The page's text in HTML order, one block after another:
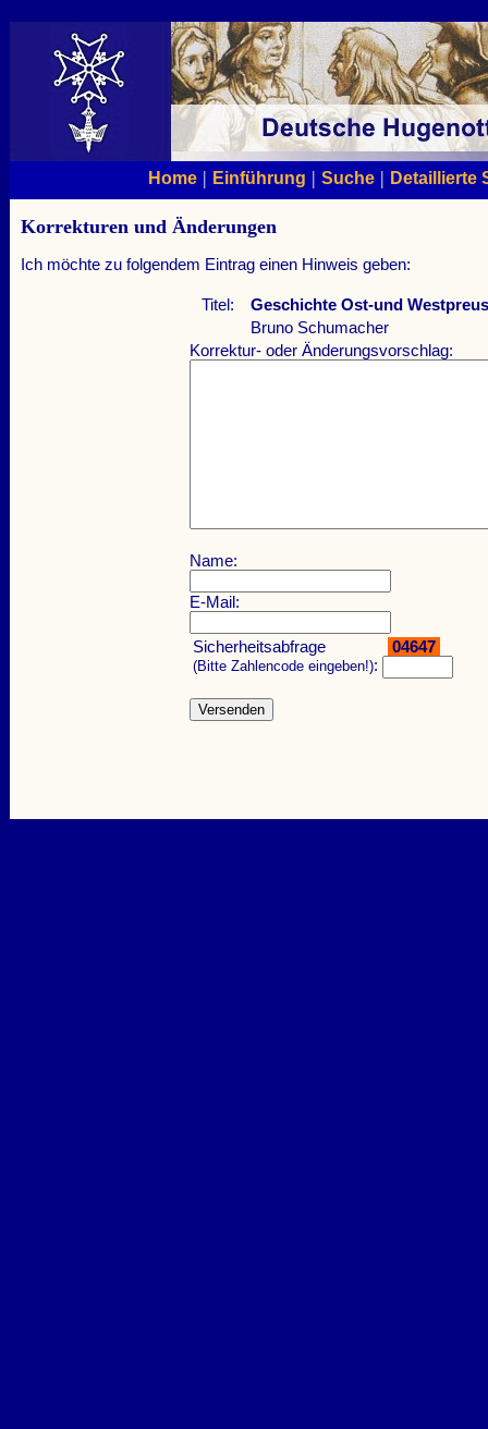
Home| Einführung | Suche| Detaillierte
Korrekturen und Änderungen
Ich möchte zu folgendem Eintrag einen Hinweis geben:
Titel:
Geschichte Ost-und
Bruno Schumacher
Korrektur- oder Änderungsvorschlag:
Name:
E-Mail:
Sicherheitsabfrage
(Bitte Zahlencode eingeben!):
04647